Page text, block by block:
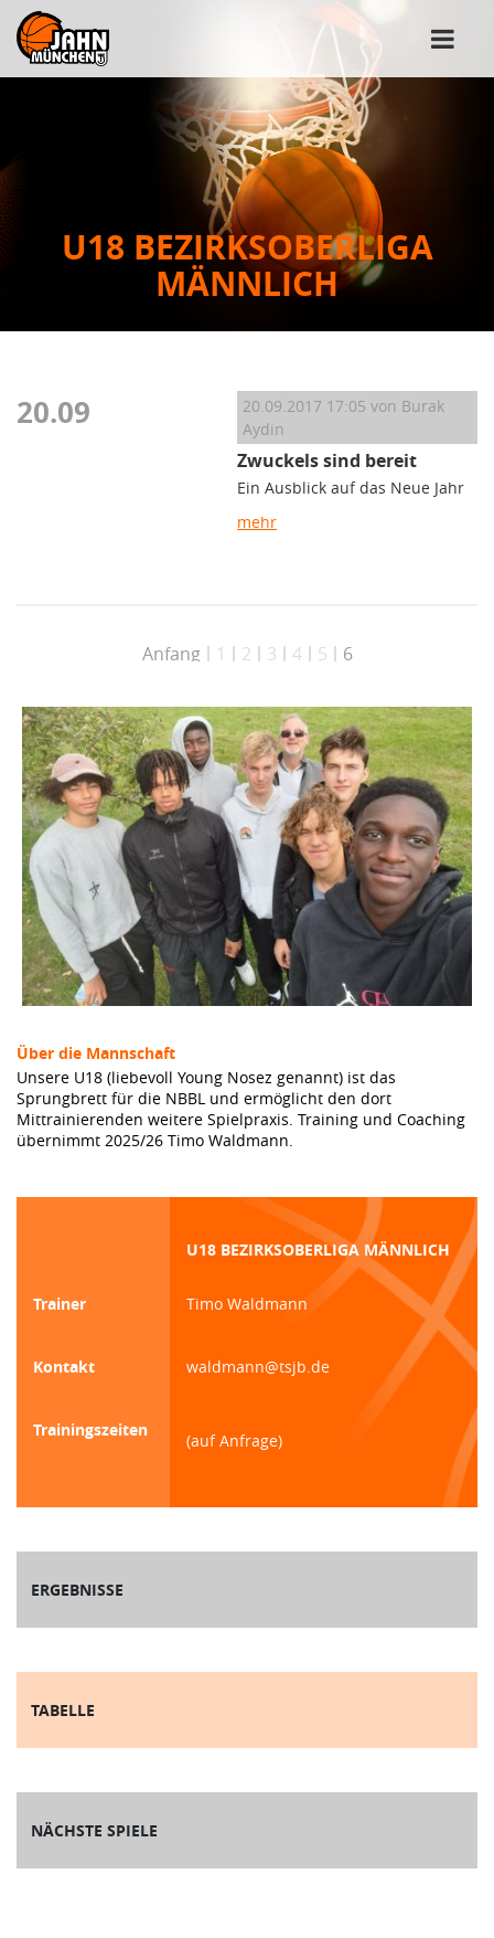
U18 BEZIRKSOBERLIGA
MÄNNLICH
20.09 20.09.2017 17:05 von Burak
Aydin
Zwuckels sind bereit
Ein Ausblick auf das Neue Jahr
mehr
Anfang 1 2 3 4 5 6
Über die Mannschaft
Unsere U18 (liebevoll Young Nosez genannt) ist das
Sprungbrett für die NBBL und ermöglicht den dort
Mittrainierenden weitere Spielpraxis. Training und Coaching
übernimmt 2025/26 Timo Waldmann.
U18 BEZIRKSOBERLIGA MÄNNLICH
Trainer Timo Waldmann
Kontakt waldmann@tsjb.de
Trainingszeiten
(auf Anfrage)
ERGEBNISSE
TABELLE
NÄCHSTE SPIELE